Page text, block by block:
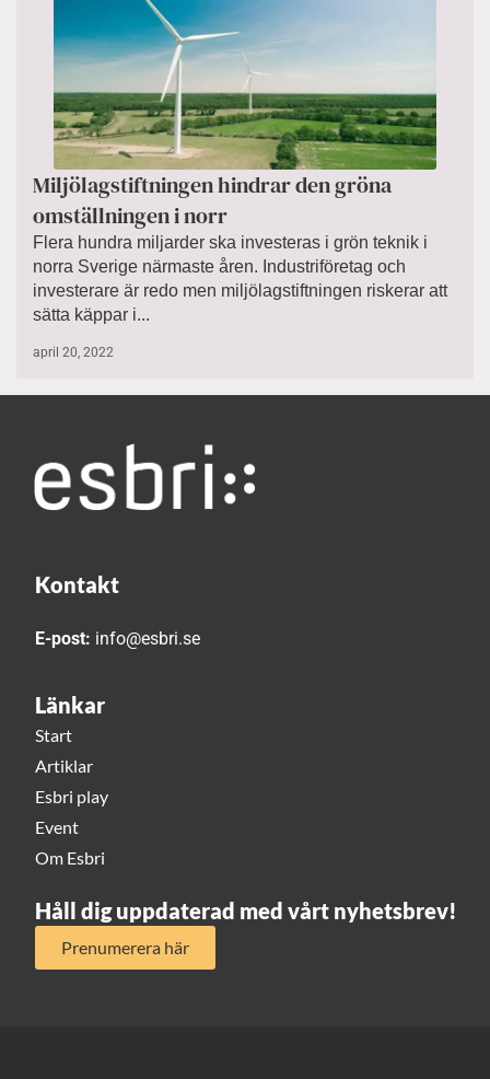
Miljölagstiftningen hindrar den gröna
omställningen i norr
Flera hundra miljarder ska investeras i grön teknik i
norra Sverige närmaste åren. Industriföretag och
investerare är redo men miljölagstiftningen riskerar att
sätta käppar i...
april 20, 2022
Kontakt
E-post: info@esbri.se
Länkar
Start
Artiklar
Esbri play
Event
Om Esbri
Håll dig uppdaterad med vårt nyhetsbrev!
Prenumerera här